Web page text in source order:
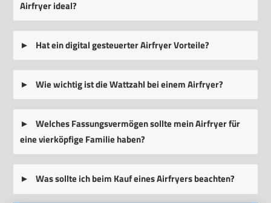
Airfryer ideal?
Hat ein digital gesteuerter Airfryer Vorteile?
Wie wichtig ist die Wattzahl bei einem Airfryer?
Welches Fassungsvermögen sollte mein Airfryer für
eine vierköpfige Familie haben?
Was sollte ich beim Kauf eines Airfryers beachten?